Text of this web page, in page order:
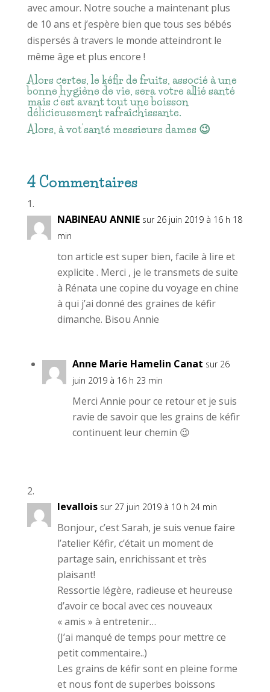
avec amour. Notre souche a maintenant plus
de 10 ans et j’espère bien que tous ses bébés
dispersés à travers le monde atteindront le
même âge et plus encore !
Alors certes, le kéfir de fruits, associé à une
bonne hygiène de vie, sera votre allié santé
mais c’est avant tout une boisson
délicieusement rafraîchissante.
Alors, à vot’santé messieurs dames 😉
4 Commentaires
NABINEAU ANNIE sur 26 juin 2019 à 16 h 18
min
ton article est super bien, facile à lire et
explicite . Merci , je le transmets de suite
à Rénata une copine du voyage en chine
à qui j’ai donné des graines de kéfir
dimanche. Bisou Annie
Anne Marie Hamelin Canat sur 26
juin 2019 à 16 h 23 min
Merci Annie pour ce retour et je suis
ravie de savoir que les grains de kéfir
continuent leur chemin 😉
levallois sur 27 juin 2019 à 10 h 24 min
Bonjour, c’est Sarah, je suis venue faire
l’atelier Kéfir, c’était un moment de
partage sain, enrichissant et très
plaisant!
Ressortie légère, radieuse et heureuse
d’avoir ce bocal avec ces nouveaux
« amis » à entretenir…
(J’ai manqué de temps pour mettre ce
petit commentaire..)
Les grains de kéfir sont en pleine forme
et nous font de superbes boissons